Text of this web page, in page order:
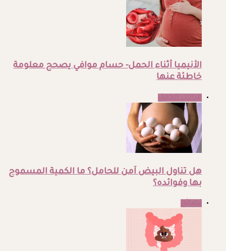
الأنيميا أثناء الحمل- حسام موافي يصحح معلومة
خاطئة عنها
هل تناول البيض آمن للحامل؟ ما الكمية المسموح
بها وفوائده؟